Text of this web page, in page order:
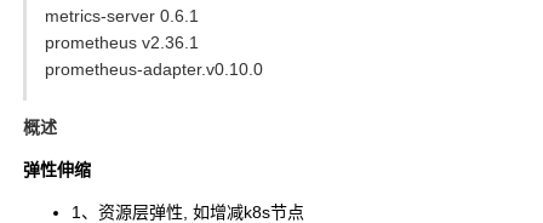
metrics-server 0.6.1
prometheus v2.36.1
prometheus-adapter.v0.10.0
概述
弹性伸缩
1、资源层弹性, 如增减k8s节点